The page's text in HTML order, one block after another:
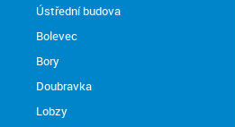
Ústřední budova
Bolevec
Bory
Doubravka
Lobzy